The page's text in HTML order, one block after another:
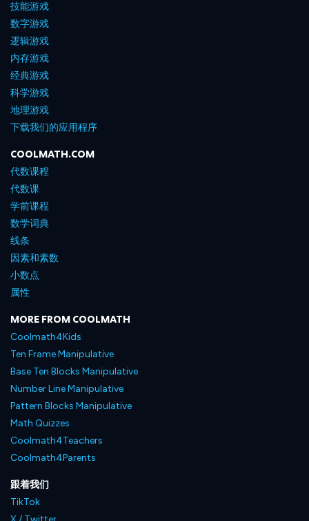
技能游戏
数字游戏
逻辑游戏
内存游戏
经典游戏
科学游戏
地理游戏
下载我们的应用程序
COOLMATH.COM
代数课程
代数课
学前课程
数学词典
线条
因素和素数
小数点
属性
MORE FROM COOLMATH
Coolmath4Kids
Ten Frame Manipulative
Base Ten Blocks Manipulative
Number Line Manipulative
Pattern Blocks Manipulative
Math Quizzes
Coolmath4Teachers
Coolmath4Parents
跟着我们
TikTok